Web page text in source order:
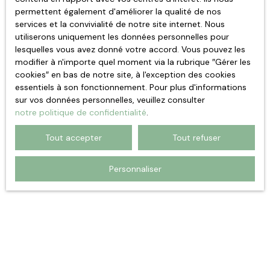
permettent également d'améliorer la qualité de nos
services et la convivialité de notre site internet. Nous
utiliserons uniquement les données personnelles pour
lesquelles vous avez donné votre accord. Vous pouvez les
modifier à n'importe quel moment via la rubrique ″Gérer les
cookies″ en bas de notre site, à l'exception des cookies
essentiels à son fonctionnement. Pour plus d'informations
sur vos données personnelles, veuillez consulter
notre politique de confidentialité.
Tout accepter Tout refuser
Personnaliser